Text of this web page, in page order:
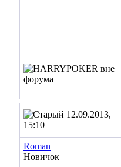
12.09.2013,
15:10
Roman
Новичок